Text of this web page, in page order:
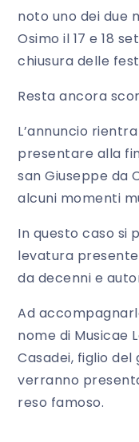
noto uno dei due
Osimo il 17 e 18
chiusura delle
Resta ancora
L’annuncio
presentare alla
san Giuseppe da
alcuni momenti
In questo caso si
levatura
da decenni e
Ad
nome di Musicae
Casadei, figlio del
verranno
reso famoso.